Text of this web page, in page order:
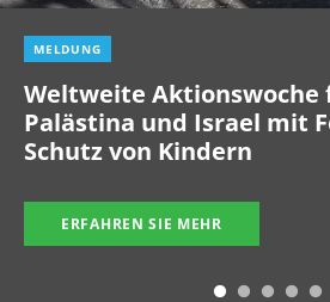
MELDUNG
Weltweite Aktionswoche
Palästina und Israel mit
Schutz von Kindern
ERFAHREN SIE MEHR